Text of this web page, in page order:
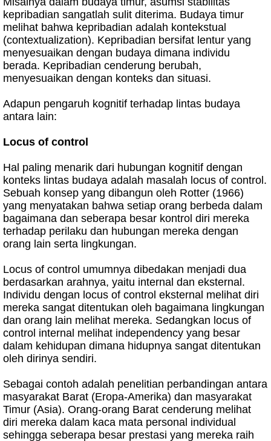
kepribadian sangatlah sulit diterima. Budaya timur
melihat bahwa kepribadian adalah kontekstual
(contextualization). Kepribadian bersifat lentur yang
menyesuaikan dengan budaya dimana individu
berada. Kepribadian cenderung berubah,
menyesuaikan dengan konteks dan situasi.
Adapun pengaruh kognitif terhadap lintas budaya
antara lain:
Locus of control
Hal paling menarik dari hubungan kognitif dengan
konteks lintas budaya adalah masalah locus of control.
Sebuah konsep yang dibangun oleh Rotter (1966)
yang menyatakan bahwa setiap orang berbeda dalam
bagaimana dan seberapa besar kontrol diri mereka
terhadap perilaku dan hubungan mereka dengan
orang lain serta lingkungan.
Locus of control umumnya dibedakan menjadi dua
berdasarkan arahnya, yaitu internal dan eksternal.
Individu dengan locus of control eksternal melihat diri
mereka sangat ditentukan oleh bagaimana lingkungan
dan orang lain melihat mereka. Sedangkan locus of
control internal melihat independency yang besar
dalam kehidupan dimana hidupnya sangat ditentukan
oleh dirinya sendiri.
Sebagai contoh adalah penelitian perbandingan antara
masyarakat Barat (Eropa-Amerika) dan masyarakat
Timur (Asia). Orang-orang Barat cenderung melihat
diri mereka dalam kaca mata personal individual
sehingga seberapa besar prestasi yang mereka raih